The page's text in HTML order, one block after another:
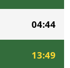
04:44
13:49